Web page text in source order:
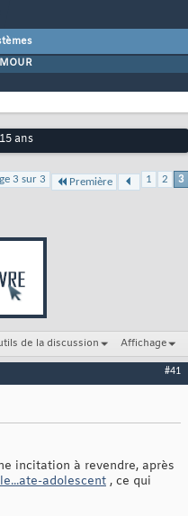
ans
3 sur 3 Première 1 2 3
de la discussion Affichage
#41
incitation à revendre, après
adolescent , ce qui